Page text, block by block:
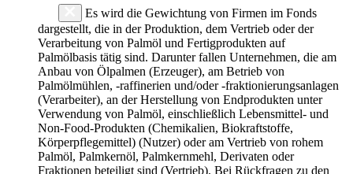
Es wird die Gewichtung von Firmen im Fonds
dargestellt, die in der Produktion, dem Vertrieb oder der
Verarbeitung von Palmöl und Fertigprodukten auf
Palmölbasis tätig sind. Darunter fallen Unternehmen, die am
Anbau von Ölpalmen (Erzeuger), am Betrieb von
Palmölmühlen, -raffinerien und/oder -fraktionierungsanlagen
(Verarbeiter), an der Herstellung von Endprodukten unter
Verwendung von Palmöl, einschließlich Lebensmittel- und
Non-Food-Produkten (Chemikalien, Biokraftstoffe,
Körperpflegemittel) (Nutzer) oder am Vertrieb von rohem
Palmöl, Palmkernöl, Palmkernmehl, Derivaten oder
Fraktionen beteiligt sind (Vertrieb). Bei Rückfragen zu den